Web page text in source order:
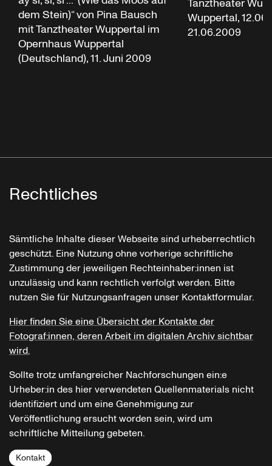
dem Stein)“ von Pina Bausch
mit Tanztheater Wuppertal im
Opernhaus Wuppertal
(Deutschland), 11. Juni 2009
Tanztheater
Wuppertal,
21.06.2009
Rechtliches
Sämtliche Inhalte dieser Webseite sind urheberrechtlich
geschützt. Eine Nutzung ohne vorherige schriftliche
Zustimmung der jeweiligen Rechteinhaber:innen ist
unzulässig und kann rechtlich verfolgt werden. Bitte
nutzen Sie für Nutzungsanfragen unser Kontaktformular.
Hier finden Sie eine Übersicht der Kontakte der
Fotograf:innen, deren Arbeit im digitalen Archiv sichtbar
wird.
Sollte trotz umfangreicher Nachforschungen ein:e
Urheber:in des hier verwendeten Quellenmaterials nicht
identifiziert und um eine Genehmigung zur
Veröffentlichung ersucht worden sein, wird um
schriftliche Mitteilung gebeten.
Kontakt